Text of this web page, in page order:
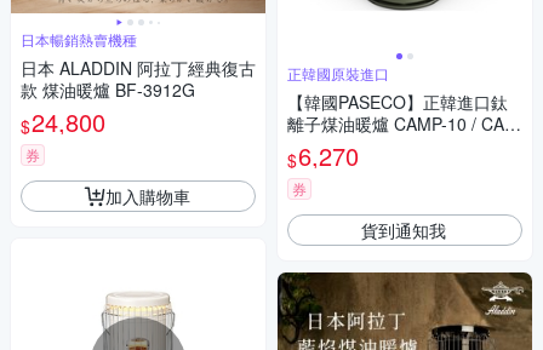
日本暢銷熱賣機種
日本 ALADDIN 阿拉丁經典復古
款 煤油暖爐 BF-3912G
$24,800
券
加入購物車
正韓國原裝進口
【韓國PASECO】正韓進口鈦
離子煤油暖爐 CAMP-10 / CAM
P10 (綠色)
$6,270
券
貨到通知我